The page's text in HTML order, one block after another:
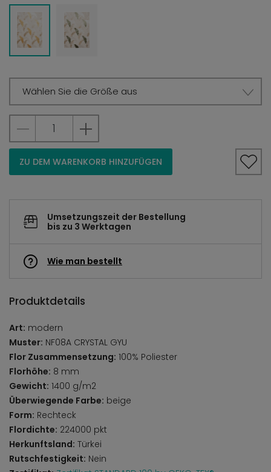
Wählen Sie die Größe aus
ZU DEM WARENKORB HINZUFÜGEN
Umsetzungszeit der Bestellung
bis zu 3 Werktagen
Wie man bestellt
Produktdetails
Art: modern
Muster: NF08A CRYSTAL GYU
Flor Zusammensetzung: 100% Poliester
Florhöhe: 8 mm
Gewicht: 1400 g/m2
Überwiegende Farbe: beige
Form: Rechteck
Flordichte: 224000 pkt
Herkunftsland: Türkei
Rutschfestigkeit: Nein